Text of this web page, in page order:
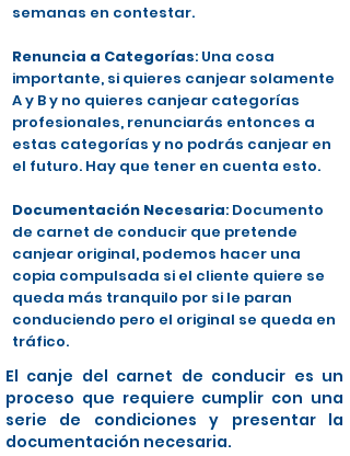
semanas en contestar.
Renuncia a Categorías: Una cosa
importante, si quieres canjear solamente
A y B y no quieres canjear categorías
profesionales, renunciarás entonces a
estas categorías y no podrás canjear en
el futuro. Hay que tener en cuenta esto.
Documentación Necesaria: Documento
de carnet de conducir que pretende
canjear original, podemos hacer una
copia compulsada si el cliente quiere se
queda más tranquilo por si le paran
conduciendo pero el original se queda en
tráfico.
El canje del carnet de conducir es un
proceso que requiere cumplir con una
serie de condiciones y presentar la
documentación necesaria.